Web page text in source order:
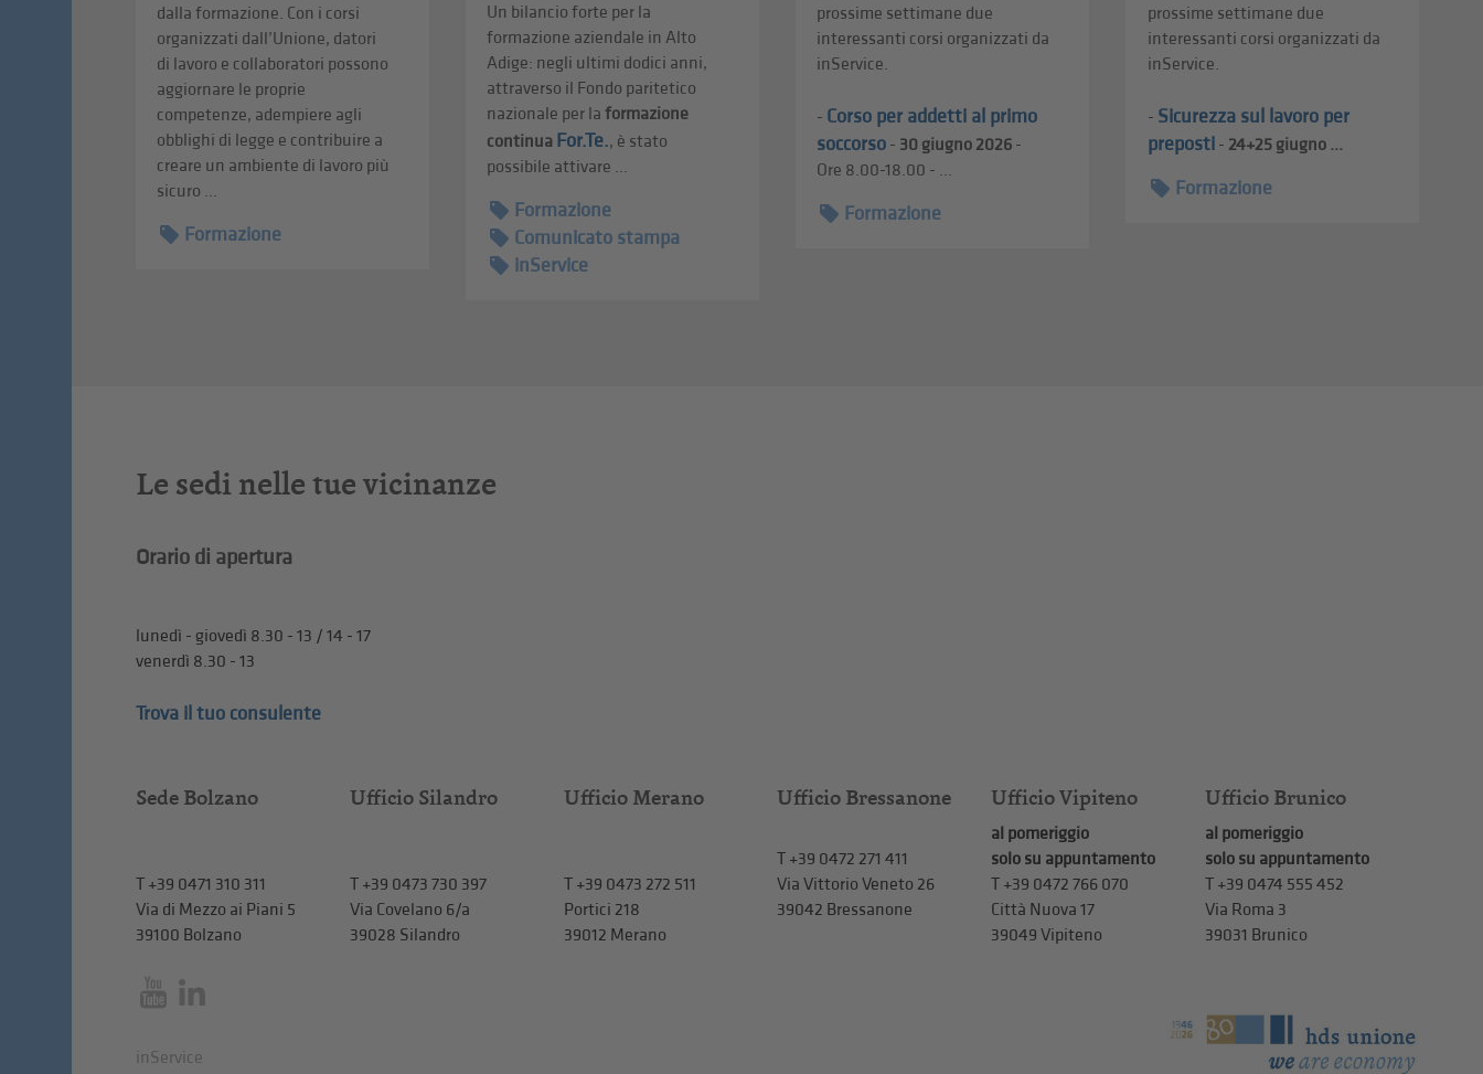
dalla formazione. Con i corsi
organizzati dall’Unione, datori
di lavoro e collaboratori possono
aggiornare le proprie
competenze, adempiere agli
obblighi di legge e contribuire a
creare un ambiente di lavoro più
sicuro ...
Formazione
Un bilancio forte per la
formazione aziendale in Alto
Adige: negli ultimi dodici anni,
attraverso il Fondo paritetico
nazionale per laformazione
continua For.Te., è stato
possibile attivare ...
Formazione
Comunicato stampa
inService
prossime settimane due
interessanti corsi organizzati da
inService.
- Corso per addetti al primo
soccorso - 30 giugno 2026 -
Ore 8.00-18.00 - ...
Formazione
prossime settimane due
interessanti corsi organizzati da
inService.
- Sicurezza sul lavoro per
preposti - 24+25 giugno ...
Formazione
Le sedi nelle tue vicinanze
Orario di apertura
lunedì - giovedì 8.30 - 13 / 14 - 17
venerdì 8.30 - 13
Trova il tuo consulente
Sede Bolzano
T+39 0471 310 311
Via di Mezzo ai Piani 5
39100 Bolzano
Ufficio Silandro
T+39 0473 730 397
Via Covelano 6/a
39028 Silandro
Ufficio Merano
T+39 0473 272 511
Portici 218
39012 Merano
Ufficio Bressanone
T +39 0472 271 411
Via Vittorio Veneto 26
39042 Bressanone
Ufficio Vipiteno
al pomeriggio
solo su appuntamento
T +39 0472 766 070
Città Nuova 17
39049 Vipiteno
Ufficio Brunico
al pomeriggio
solo su appuntamento
T +39 0474 555 452
Via Roma 3
39031 Brunico
inService